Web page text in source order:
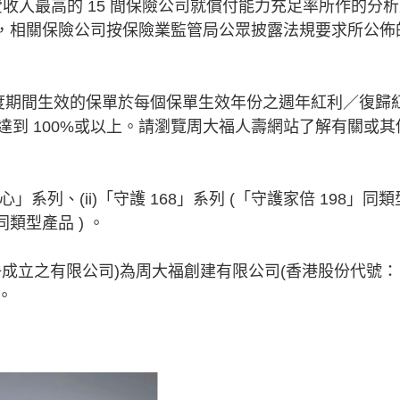
入最高的 15 間保險公司就償付能力充足率所作的分
關保險公司按保險業監管局公眾披露法規要求所公佈
間生效的保單於每個保單生效年份之週年紅利／復歸
到 100%或以上。請瀏覽周大福人壽網站了解有關或其
系列、(ii)「守護 168」系列 (「守護家倍 198」同類
類型產品 ) 。
立之有限公司)為周大福創建有限公司(香港股份代號：